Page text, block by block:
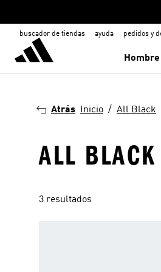
buscador de tiendas ayuda pedidos y
Hombre
Atrás Inicio All Black
ALL
3 resultados